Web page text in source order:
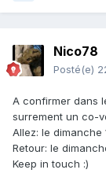
Nico78
Posté(e)
A confirmer dans
surrement un co-
Allez: le dimanche
Retour: le
Keep in touch :)